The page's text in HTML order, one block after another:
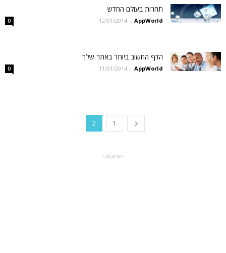
תחרות בעולם החדש
AppWorld
-
12/01/2014
0
הדף החשוב ביותר באתר שלך
AppWorld
-
11/01/2014
0
1
2
- פרסומת -